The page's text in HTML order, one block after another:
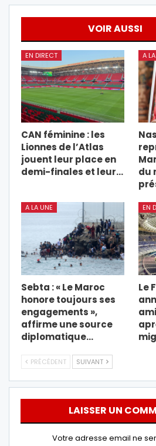
VOIR AUSSI
EN DIRECT
CAN féminine : les
Lionnes de l’Atlas
jouent leur place en
demi-finales et leur…
A
du
A LA UNE
Sebta : « Le Maroc
honore toujours ses
engagements »,
affirme une source
diplomatique…
EN
Le
PRÉCÉDENT SUIVANT
LAISSER UN
Votre adresse email ne